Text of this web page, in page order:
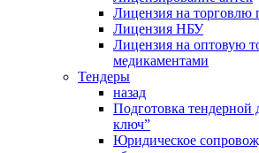
Лицензия на торговлю
Лицензия НБУ
Лицензия на оптовую
медикаментами
Тендеры
назад
Подготовка тендерной
ключ”
Юридическое